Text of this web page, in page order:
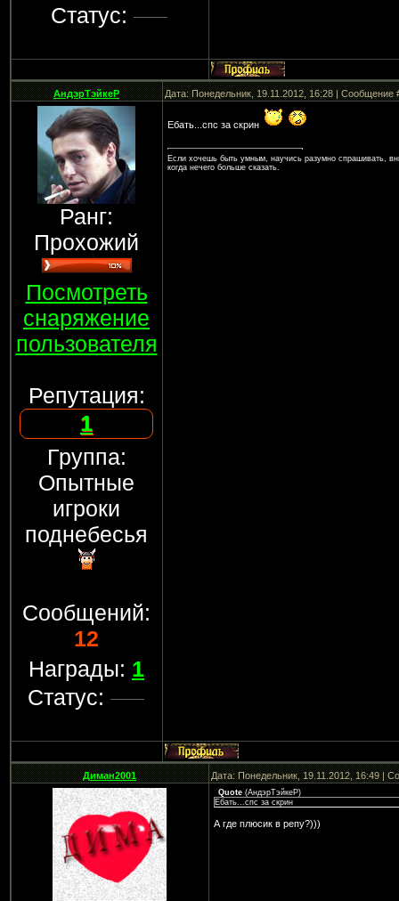
Статус:
АндэрТэйкеР Дата: Понедельник, 19.11.2012, 16:28 | Сообщение
Ранг:
Прохожий
Посмотреть
снаряжение
пользователя
Репутация:
1
Группа:
Опытные
игроки
поднебесья
Сообщений:
12
Награды: 1
Статус:
Ебать...спс за скрин
Если хочешь быть умным, научись разумно спрашивать,
когда нечего больше сказать.
Диман2001 Дата: Понедельник, 19.11.2012, 16:49 |
Quote(АндэрТэйкеР)
Ебать...спс за скрин
А где плюсик в репу?)))